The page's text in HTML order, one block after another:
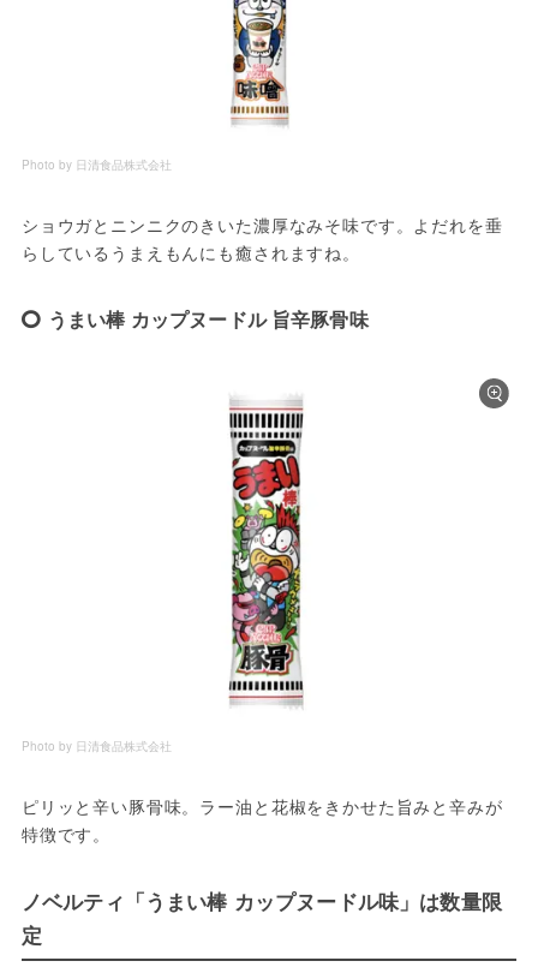
Photo by 日清食品株式会社
ショウガとニンニクのきいた濃厚なみそ味です。よだれを垂
らしているうまえもんにも癒されますね。
うまい棒 カップヌードル 旨辛豚骨味
Photo by 日清食品株式会社
ピリッと辛い豚骨味。ラー油と花椒をきかせた旨みと辛みが
特徴です。
ノベルティ「うまい棒 カップヌードル味」は数量限
定